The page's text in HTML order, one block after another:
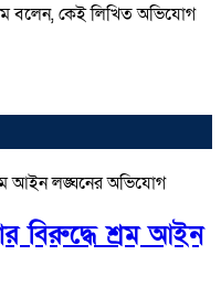
বলেন, কেই লিখিত অভিযোগ
বিরুদ্ধে শ্রম আইন